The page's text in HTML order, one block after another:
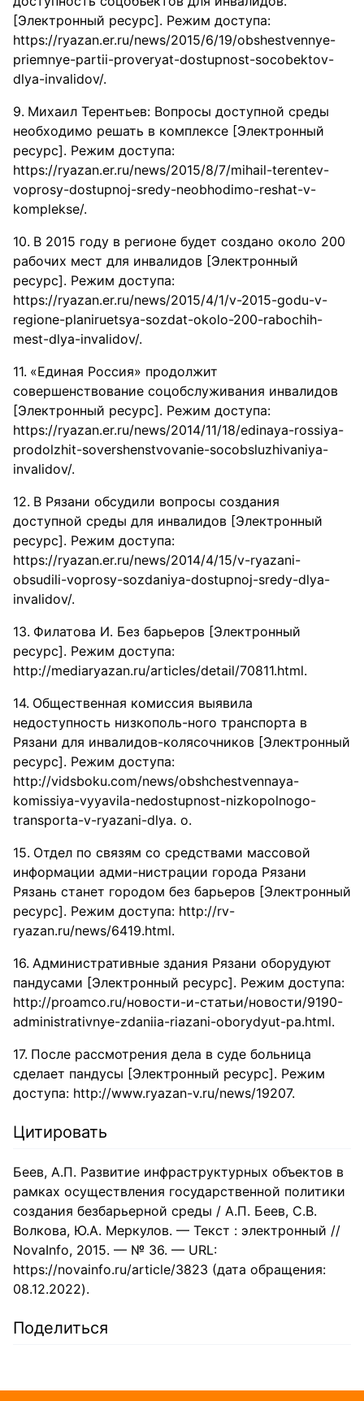
[Электронный ресурс]. Режим доступа:
https://ryazan.er.ru/news/2015/6/19/obshestvennye-
priemnye-partii-proveryat-dostupnost-socobektov-
dlya-invalidov/.
Михаил Терентьев: Вопросы доступной среды
необходимо решать в комплексе [Электронный
ресурс]. Режим доступа:
https://ryazan.er.ru/news/2015/8/7/mihail-terentev-
voprosy-dostupnoj-sredy-neobhodimo-reshat-v-
komplekse/.
В 2015 году в регионе будет создано около 200
рабочих мест для инвалидов [Электронный
ресурс]. Режим доступа:
https://ryazan.er.ru/news/2015/4/1/v-2015-godu-v-
regione-planiruetsya-sozdat-okolo-200-rabochih-
mest-dlya-invalidov/.
«Единая Россия» продолжит
совершенствование соцобслуживания инвалидов
[Электронный ресурс]. Режим доступа:
https://ryazan.er.ru/news/2014/11/18/edinaya-rossiya-
prodolzhit-sovershenstvovanie-socobsluzhivaniya-
invalidov/.
В Рязани обсудили вопросы создания
доступной среды для инвалидов [Электронный
ресурс]. Режим доступа:
https://ryazan.er.ru/news/2014/4/15/v-ryazani-
obsudili-voprosy-sozdaniya-dostupnoj-sredy-dlya-
invalidov/.
Филатова И. Без барьеров [Электронный
ресурс]. Режим доступа:
http://mediaryazan.ru/articles/detail/70811.html.
Общественная комиссия выявила
недоступность низкополь-ного транспорта в
Рязани для инвалидов-колясочников [Электронный
ресурс]. Режим доступа:
http://vidsboku.com/news/obshchestvennaya-
komissiya-vyyavila-nedostupnost-nizkopolnogo-
transporta-v-ryazani-dlya. о.
Отдел по связям со средствами массовой
информации адми-нистрации города Рязани
Рязань станет городом без барьеров [Электронный
ресурс]. Режим доступа: http://rv-
ryazan.ru/news/6419.html.
Административные здания Рязани оборудуют
пандусами [Электронный ресурс]. Режим доступа:
http://proamco.ru/новости-и-статьи/новости/9190-
administrativnye-zdaniia-riazani-oborydyut-pa.html.
После рассмотрения дела в суде больница
сделает пандусы [Электронный ресурс]. Режим
доступа: http://www.ryazan-v.ru/news/19207.
Цитировать
Беев, А.П. Развитие инфраструктурных объектов в
рамках осуществления государственной политики
создания безбарьерной среды / А.П. Беев, С.В.
Волкова, Ю.А. Меркулов. — Текст : электронный //
NovaInfo, 2015. — № 36. — URL:
https://novainfo.ru/article/3823 (дата обращения:
08.12.2022).
Поделиться